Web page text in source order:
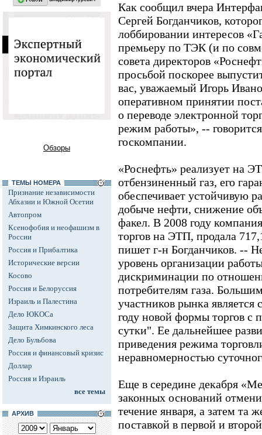
Обзоры
ТЕМЫ НОМЕРА
Признание независимости
Абхазии и Южной Осетии
Автопром
Ксенофобия и неофашизм в
России
Россия и Прибалтика
Исторические версии
Косово
Россия и Белоруссия
Израиль и Палестина
Дело ЮКОСа
Защита Химкинского леса
Дело Бульбова
Россия и финансовый кризис
Доллар
Россия и Израиль
все темы
АРХИВ
Как сообщил вчера
Сергей Богданчиков,
лоббировании интересов
премьеру по ТЭК (и по
совета директоров
просьбой поскорее
вас, уважаемый Игорь
оперативном принятии
о переводе электронной
режим работы», --
госкомпании.
«Роснефть» реализует на
отбензиненный газ, его
обеспечивает устойчивую
добыче нефти, снижение
факел. В 2008 году
торгов на ЭТП, продала
пишет г-н Богданчиков. --
уровень организации
дискриминации по
потребителям газа.
участников рынка является
году новой формы торгов с
сутки". Ее дальнейшее
приведения режима
неравномерностью
Еще в середине декабря
законных оснований
течение января, а затем та
поставкой в первой и